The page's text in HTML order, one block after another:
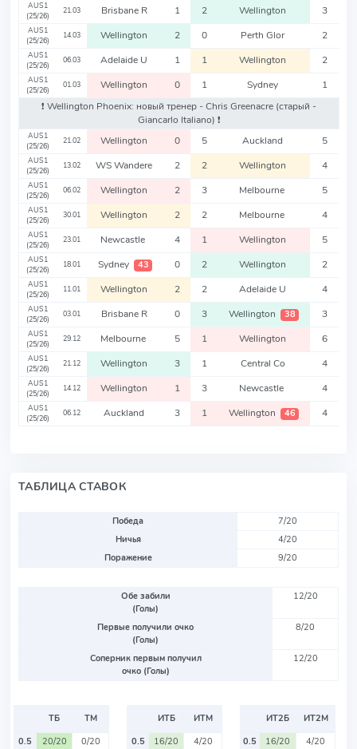
AUS1
(25/26)
21.03 Brisbane R 1 2 Wellington 3
AUS1
(25/26)
14.03 Wellington 2 0 Perth Glor 2
AUS1
(25/26)
06.03 Adelaide U 1 1 Wellington 2
AUS1
(25/26)
01.03 Wellington 0 1 Sydney
1
❗️ Wellington Phoenix: новый тренер - Chris Greenacre (старый -
Giancarlo Italiano) ❗️
AUS1
(25/26)
21.02 Wellington 0 5 Auckland 5
AUS1
(25/26)
13.02 WS Wandere 2 2 Wellington 4
AUS1
(25/26)
06.02 Wellington 2 3 Melbourne 5
AUS1
(25/26)
30.01 Wellington 2 2 Melbourne 4
AUS1
(25/26)
23.01 Newcastle 4 1 Wellington 5
AUS1
(25/26)
18.01 Sydney 43 0 2 Wellington 2
AUS1
(25/26)
11.01 Wellington 2 2 Adelaide U 4
AUS1
(25/26)
03.01 Brisbane R 0 3 Wellington 38 3
AUS1
(25/26)
29.12 Melbourne 5 1 Wellington 6
AUS1
(25/26)
21.12 Wellington 3 1 Central Co 4
AUS1
(25/26)
14.12 Wellington 1 3 Newcastle 4
AUS1
(25/26)
06.12 Auckland 3 1 Wellington 46 4
ТАБЛИЦА СТАВОК
Победа
7/20
Ничья
4/20
Поражение
9/20
Обе забили
(Голы)
12/20
Первые получили очко
(Голы)
8/20
Соперник первым получил
очко (Голы)
12/20
ТБ
ТМ
0.5
20/20
0/20
ИТБ
ИТМ
0.5
16/20
4/20
ИТ2Б
ИТ2М
0.5
16/20
4/20